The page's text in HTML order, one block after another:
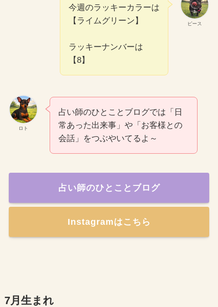
ピース
今週のラッキーカラーは
【ライムグリーン】
ラッキーナンバーは
【8】
ロト
占い師のひとことブログでは「日
常あった出来事」や「お客様との
会話」をつぶやいてるよ～
占い師のひとことブログ
Instagramはこちら
7月生まれ